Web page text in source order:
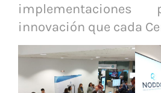
implementaciones
innovación que cada